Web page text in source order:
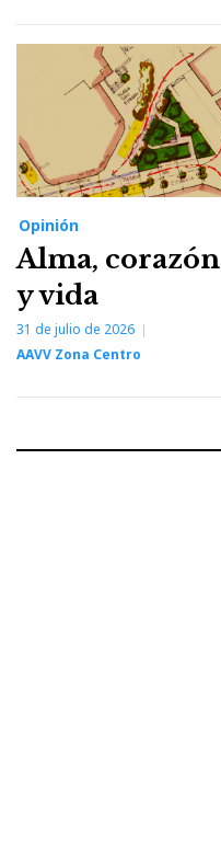
Opinión
Alma, corazón
y vida
31 de julio de 2026
AAVV Zona Centro